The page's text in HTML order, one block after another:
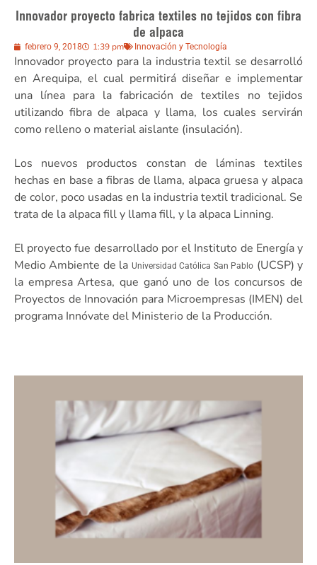
Innovador proyecto fabrica textiles no tejidos con fibra
de alpaca
febrero 9, 2018 1:39 pm Innovación y Tecnología
Innovador proyecto para la industria textil se desarrolló
en Arequipa, el cual permitirá diseñar e implementar
una línea para la fabricación de textiles no tejidos
utilizando fibra de alpaca y llama, los cuales servirán
como relleno o material aislante (insulación).
Los nuevos productos constan de láminas textiles
hechas en base a fibras de llama, alpaca gruesa y alpaca
de color, poco usadas en la industria textil tradicional. Se
trata de la alpaca fill y llama fill, y la alpaca Linning.
El proyecto fue desarrollado por el Instituto de Energía y
Medio Ambiente de la Universidad Católica San Pablo (UCSP) y
la empresa Artesa, que ganó uno de los concursos de
Proyectos de Innovación para Microempresas (IMEN) del
programa Innóvate del Ministerio de la Producción.